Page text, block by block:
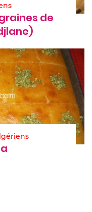
de